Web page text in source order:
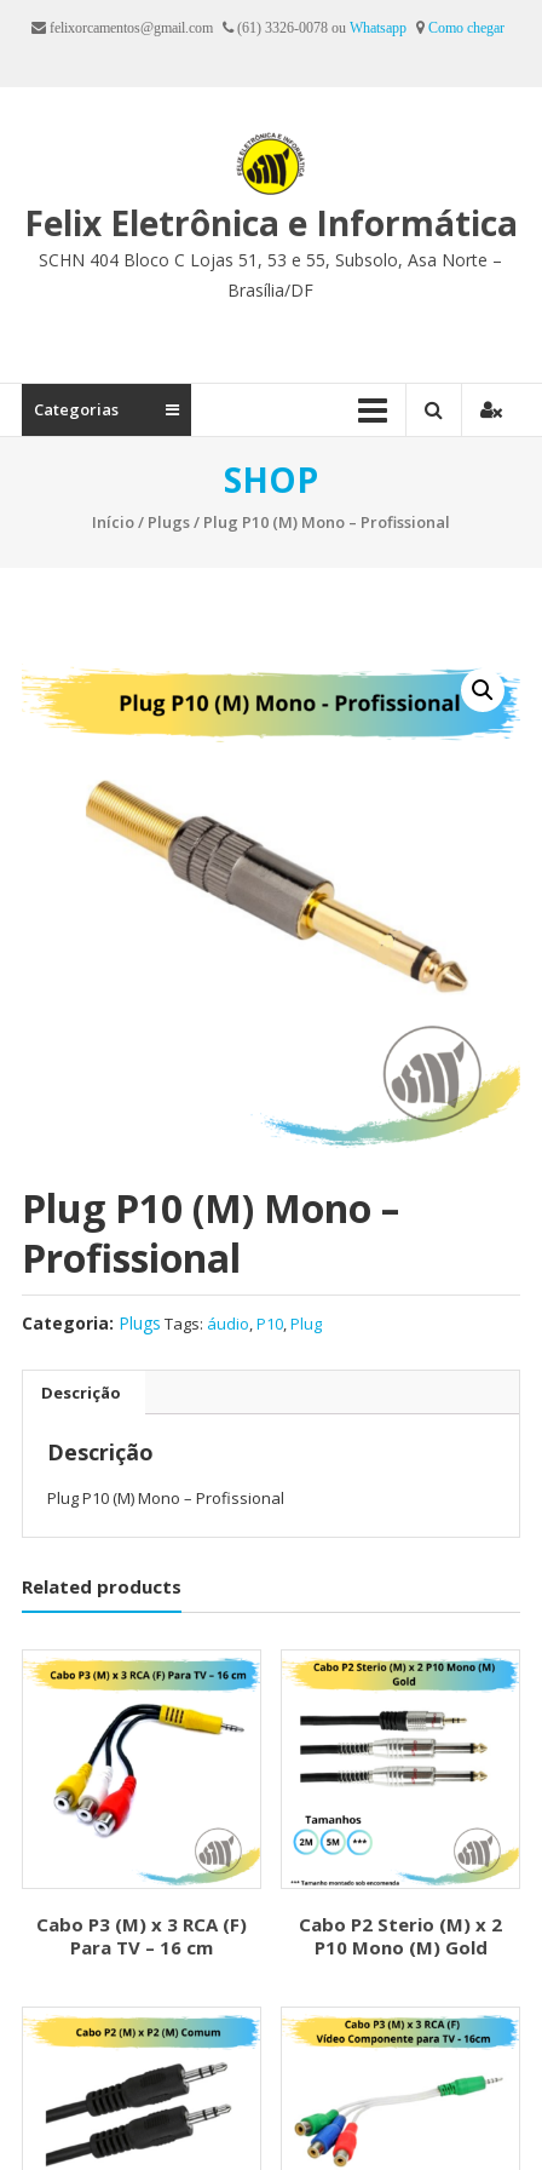
para
felixorcamentos@gmail.com (61) 3326-0078 ou Whatsapp Como chegar
Felix Eletrônica e Informática
SCHN 404 Bloco C Lojas 51, 53 e 55, Subsolo, Asa Norte –
Brasília/DF
Categorias
SHOP
Início/ Plugs/ Plug P10 (M) Mono – Profissional
Plug P10 (M) Mono –
Profissional
Categoria: Plugs Tags: áudio,P10,Plug
Descrição
Descrição
Plug P10 (M) Mono – Profissional
Related products
Cabo P3 (M) x 3 RCA (F)
Para TV – 16 cm
Cabo P2 Sterio (M) x 2
P10 Mono (M) Gold